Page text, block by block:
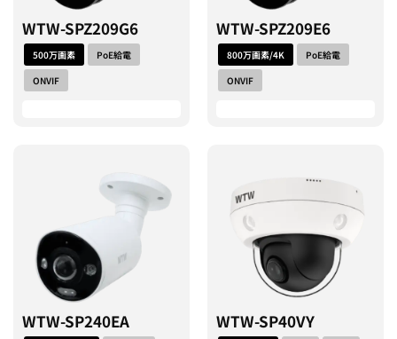
WTW-SPZ209G6
500万画素
PoE給電
ONVIF
WTW-SPZ209E6
800万画素/4K
PoE給電
ONVIF
WTW-SP240EA WTW-SP40VY